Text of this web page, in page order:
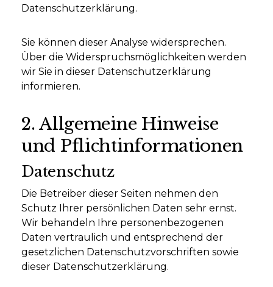
Datenschutzerklärung.
Sie können dieser Analyse widersprechen.
Über die Widerspruchsmöglichkeiten werden
wir Sie in dieser Datenschutzerklärung
informieren.
2. Allgemeine Hinweise
und Pflichtinformationen
Datenschutz
Die Betreiber dieser Seiten nehmen den
Schutz Ihrer persönlichen Daten sehr ernst.
Wir behandeln Ihre personenbezogenen
Daten vertraulich und entsprechend der
gesetzlichen Datenschutzvorschriften sowie
dieser Datenschutzerklärung.